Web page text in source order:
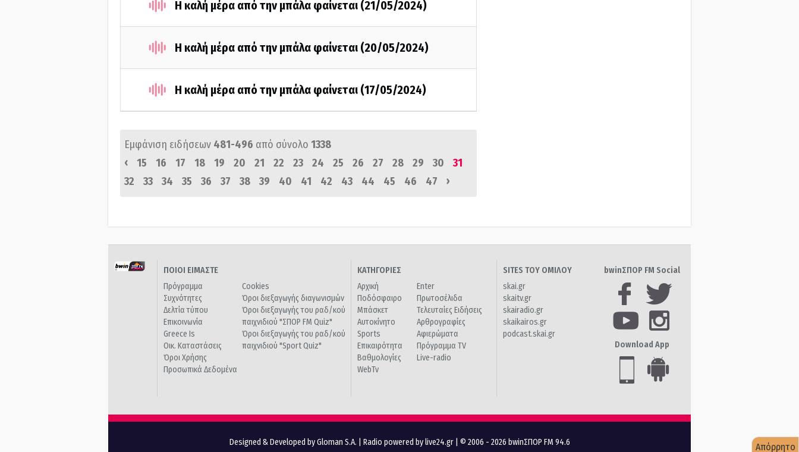
Η καλή μέρα από την μπάλα φαίνεται (21/05/2024)
Η καλή μέρα από την μπάλα φαίνεται (20/05/2024)
Η καλή μέρα από την μπάλα φαίνεται (17/05/2024)
Εμφάνιση ειδήσεων 481-496 από σύνολο 1338
‹
15 16 17 18 19 20 21 22 23 24 25 26 27 28 29 30
31
32
33 34 35 36 37 38 39 40 41 42 43 44 45 46 47 ›
ΠΟΙΟΙ ΕΙΜΑΣΤΕ
Πρόγραμμα
Συχνότητες
Δελτία τύπου
Επικοινωνία
Greece Is
Οικ. Καταστάσεις
Όροι Χρήσης
Προσωπικά Δεδομένα
Cookies
Όροι διεξαγωγής διαγωνισμών
Όροι διεξαγωγής του ραδ/κού
παιχνιδιού "ΣΠΟΡ FM Quiz"
Όροι διεξαγωγής του ραδ/κού
παιχνιδιού "Sport Quiz"
ΚΑΤΗΓΟΡΙΕΣ
Αρχική
Ποδόσφαιρο
Μπάσκετ
Αυτοκίνητο
Sports
Επικαιρότητα
Βαθμολογίες
WebTv
Enter
Πρωτοσέλιδα
Τελευταίες Ειδήσεις
Αρθρογραφίες
Αφιερώματα
Πρόγραμμα TV
Live-radio
SITES ΤΟΥ ΟΜΙΛΟΥ
skai.gr
skaitv.gr
skairadio.gr
skaikairos.gr
podcast.skai.gr
bwinΣΠΟΡ FM Social
Download App
Designed & Developed by Gloman S.A. Radio powered by live24.gr | © 2006 - 2026 bwinΣΠΟΡ FM 94.6 Απόρρητο